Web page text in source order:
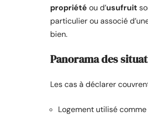
propriété ou d’usufruit
particulier ou associé
bien.
Panorama des
Les cas à déclarer
Logement utilisé comme